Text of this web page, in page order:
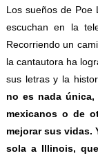
Los sueños de Poe
escuchan en la
Recorriendo un
la cantautora ha
sus letras y la
no es nada
mexicanos o de
mejorar sus vidas.
sola a Illinois,